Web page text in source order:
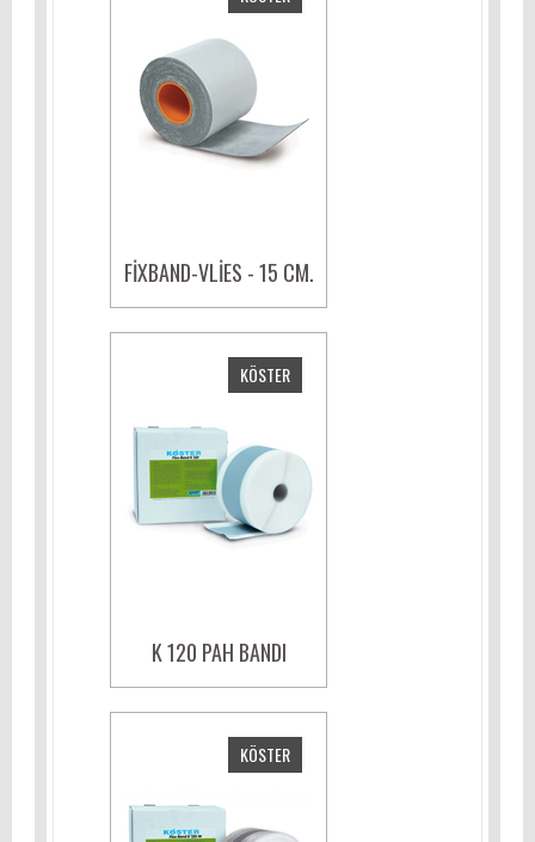
FIXBAND-VLIES - 15 CM.
K 120 PAH BANDI
KÖSTER
KÖSTER